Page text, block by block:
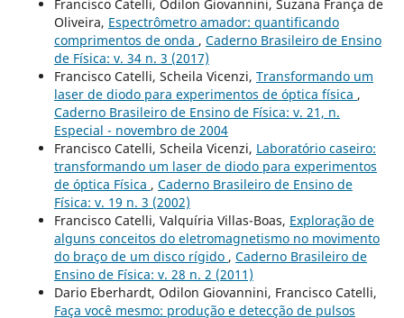
Francisco Catelli, Odilon Giovannini, Suzana França de
Oliveira, Espectrômetro amador: quantificando
comprimentos de onda , Caderno Brasileiro de Ensino
de Física: v. 34 n. 3 (2017)
Francisco Catelli, Scheila Vicenzi, Transformando um
laser de diodo para experimentos de óptica física ,
Caderno Brasileiro de Ensino de Física: v. 21, n.
Especial - novembro de 2004
Francisco Catelli, Scheila Vicenzi, Laboratório caseiro:
transformando um laser de diodo para experimentos
de óptica Física , Caderno Brasileiro de Ensino de
Física: v. 19 n. 3 (2002)
Francisco Catelli, Valquíria Villas-Boas, Exploração de
alguns conceitos do eletromagnetismo no movimento
do braço de um disco rígido , Caderno Brasileiro de
Ensino de Física: v. 28 n. 2 (2011)
Dario Eberhardt, Odilon Giovannini, Francisco Catelli,
Faça você mesmo: produção e detecção de pulsos